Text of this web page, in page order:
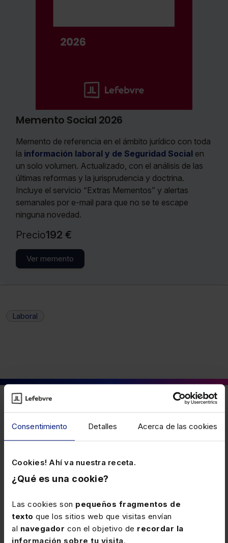
Consentimiento Detalles Acerca de las cookies
Cookies! Ahí va nuestra receta.
¿Qué es una cookie?
Las cookies son pequeños fragmentos de
texto que los sitios web que visitas envían
al navegador con el objetivo de recordar la
información sobre tu visita.
Memento Social 2026
Memento de referencia en el ámbito jurídico con toda
la información laboral y de Seguridad Social en
un solo volumen. Actualizado, con el análisis de las
últimas reformas y la jurisprudencia y doctrina.
Incluye el servicio “Extras Mementos” y alertas
semanales por e-mail para que no se te escape
ninguna novedad.
Precio192 €
Ver memento
Laboral
También puede interesarte
16 JUNIO 2026
Aplicación del complemento por
jubilación demorada en caso de
concurrencia de pensiones
acceder a ella a una edad superior a la ordinaria, debe
reconocerse también cuando el beneficiario percibe
además otra pensión contributiva. El límite máximo de
pensiones no puede impedir el acceso al incentivo, de